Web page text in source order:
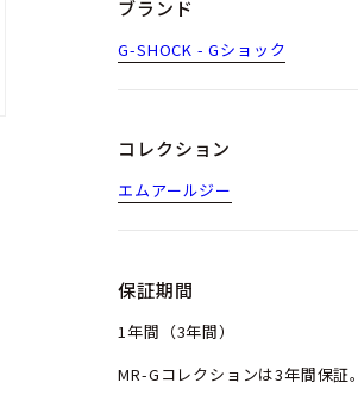
ブランド
G-SHOCK - Gショック
コレクション
エムアールジー
保証期間
1年間（3年間）
MR-Gコレクションは3年間保証。